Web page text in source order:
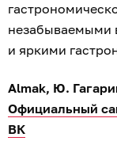
незабываемыми
и яркими
Almak, Ю.
Официальный
ВК